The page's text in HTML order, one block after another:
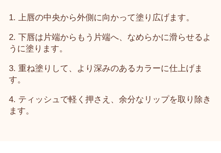
1. 上唇の中央から外側に向かって塗り広げます。
2. 下唇は片端からもう片端へ、なめらかに滑らせるよ
うに塗ります。
3. 重ね塗りして、より深みのあるカラーに仕上げま
す。
4. ティッシュで軽く押さえ、余分なリップを取り除き
ます。